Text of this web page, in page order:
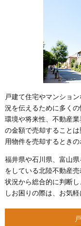
戸建て住宅やマンショ
況を伝えるために多く
環境や将来性、不動産
の金額で売却すること
用物件を売却するとき
福井県や石川県、富山
をしている北陸不動産
状況から総合的に判断
しお困りの際は、お気軽